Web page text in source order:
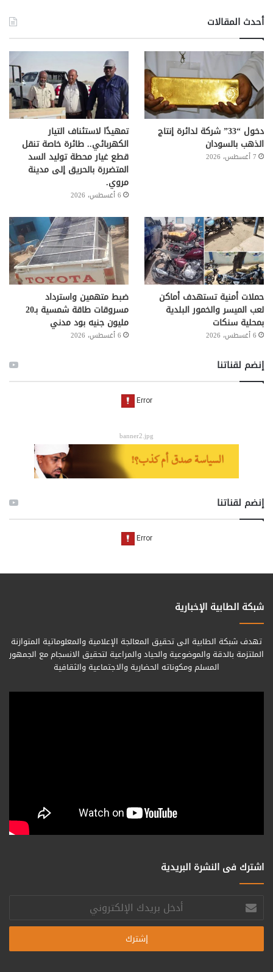
أحدث المقالات
دخول “33” شركة لدائرة إنتاج
الذهب بالسودان
7 أغسطس، 2026
تمهيدًا لاستئناف التيار
الكهربائي.. طائرة خاصة تنقل
قطع غيار محطة توليد السد
المتضررة بالحريق إلى مدينة
مروي.
6 أغسطس، 2026
حملات أمنية تستهدف أماكن
لعب الميسر والخمور البلدية
بمحلية سنكات
6 أغسطس، 2026
ضبط متهمين واسترداد
مسروقات طاقة شمسية بـ20
مليون جنيه بود مدني
6 أغسطس، 2026
إنضم لقناتنا
banner2.jpg
إنضم لقناتنا
شبكة الطابية الإخبارية
تهدف شبكة الطابية الى تحقيق المعالجة الإعلامية والمعلوماتية المتوازنة
الملتزمة بالدقة والموضوعية والحياد والمراعية لتحقيق الانسجام مع الجمهور
المسلم ومكوناته الحضارية والاجتماعية والثقافية
اشترك فى النشرة البريدية
أدخل
بريدك
الإلكتروني